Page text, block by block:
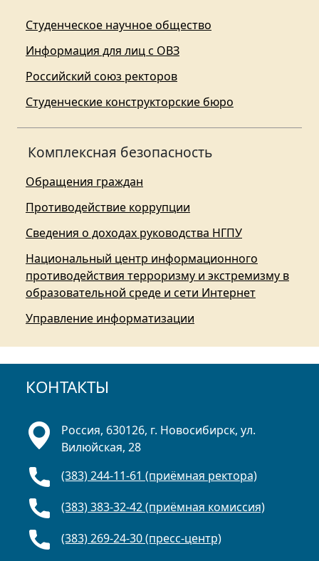
Студенческое научное общество
Информация для лиц с ОВЗ
Российский союз ректоров
Студенческие конструкторские бюро
Комплексная безопасность
Обращения граждан
Противодействие коррупции
Сведения о доходах руководства НГПУ
Национальный центр информационного
противодействия терроризму и экстремизму в
образовательной среде и сети Интернет
Управление информатизации
КОНТАКТЫ
Россия, 630126, г. Новосибирск, ул.
Вилюйская, 28
(383) 244-11-61 (приёмная ректора)
(383) 383-32-42 (приёмная комиссия)
(383) 269-24-30 (пресс-центр)